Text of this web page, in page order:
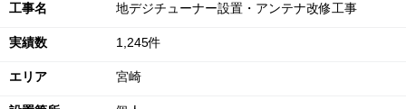
工事名 地デジチューナー設置・アンテナ改修工事
実績数 1,245件
エリア 宮崎